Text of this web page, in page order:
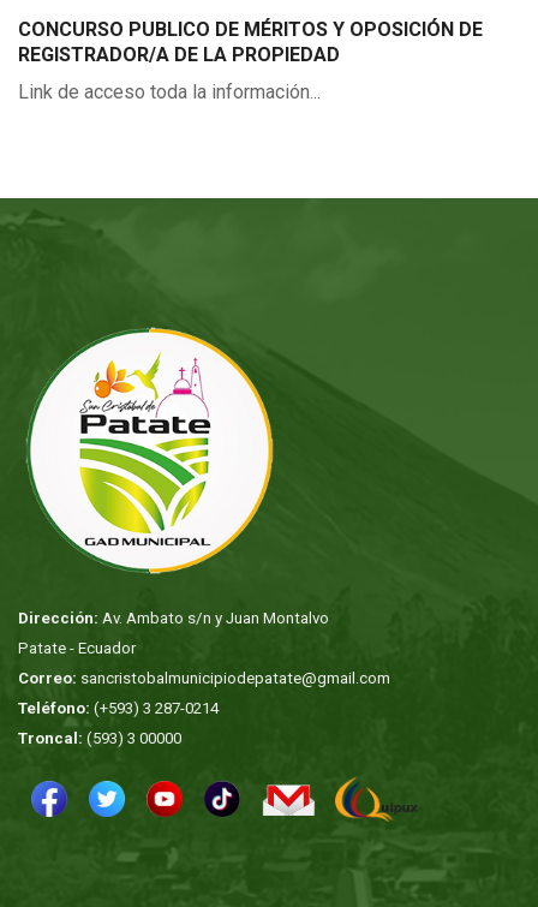
CONCURSO PUBLICO DE MÉRITOS Y OPOSICIÓN DE
REGISTRADOR/A DE LA PROPIEDAD
Link de acceso toda la información...
Dirección: Av. Ambato s/n y Juan Montalvo
Patate - Ecuador
Correo: sancristobalmunicipiodepatate@gmail.com
Teléfono: (+593) 3 287-0214
Troncal: (593) 3 00000